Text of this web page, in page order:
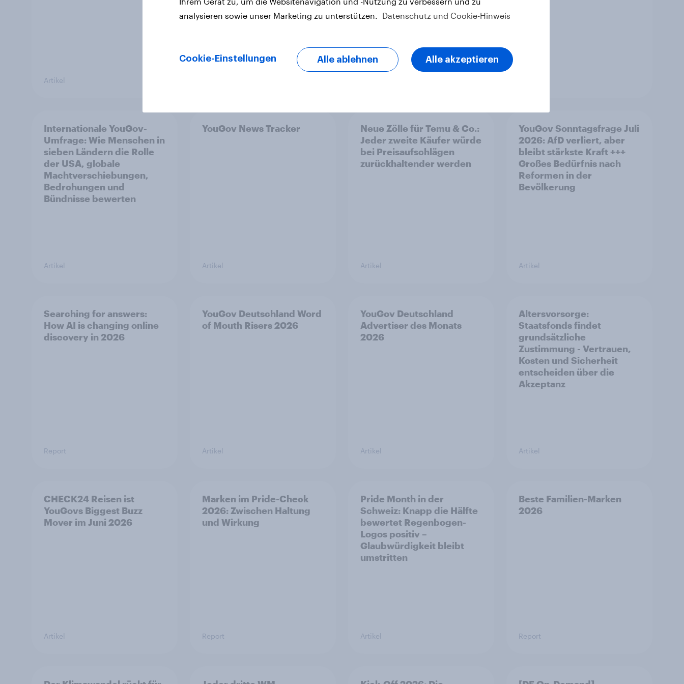
Artikel
Internationale YouGov-
Umfrage: Wie Menschen in
sieben Ländern die Rolle
der USA, globale
Machtverschiebungen,
Bedrohungen und
Bündnisse bewerten
Artikel
YouGov News Tracker
Artikel
Neue Zölle für Temu & Co.:
Jeder zweite Käufer würde
bei Preisaufschlägen
zurückhaltender werden
Artikel
YouGov Sonntagsfrage Juli
2026: AfD verliert, aber
bleibt stärkste Kraft +++
Großes Bedürfnis nach
Reformen in der
Bevölkerung
Artikel
Searching for answers:
How AI is changing online
discovery in 2026
Report
YouGov Deutschland Word
of Mouth Risers 2026
Artikel
YouGov Deutschland
Advertiser des Monats
2026
Artikel
Altersvorsorge:
Staatsfonds findet
grundsätzliche
Zustimmung - Vertrauen,
Kosten und Sicherheit
entscheiden über die
Akzeptanz
Artikel
CHECK24 Reisen ist
YouGovs Biggest Buzz
Mover im Juni 2026
Artikel
Marken im Pride-Check
2026: Zwischen Haltung
und Wirkung
Report
Pride Month in der
Schweiz: Knapp die Hälfte
bewertet Regenbogen-
Logos positiv –
Glaubwürdigkeit bleibt
umstritten
Artikel
Beste Familien-Marken
2026
Report
analysieren sowie unser Marketing zu unterstützen. Datenschutz und Cookie-Hinweis
Cookie-Einstellungen Alle ablehnen Alle akzeptieren